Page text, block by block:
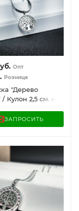
Опт
Розница
"Дерево
Кулон 2,5 см. на
/ Украшение
на шею в
ЗАПРОСИТЬ